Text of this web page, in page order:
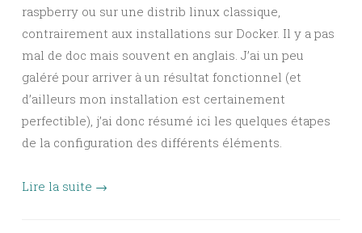
raspberry ou sur une distrib linux classique,
contrairement aux installations sur Docker. Il y a pas
mal de doc mais souvent en anglais. J’ai un peu
galéré pour arriver à un résultat fonctionnel (et
d’ailleurs mon installation est certainement
perfectible), j’ai donc résumé ici les quelques étapes
de la configuration des différents éléments.
Lire la suite →